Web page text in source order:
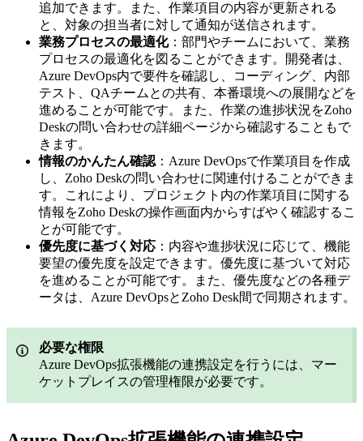
追加できます。また、作業項目の内容が更新される
と、対象の担当者に対して通知が送信されます。
業務プロセスの最適化：部門やチームにおいて、業務
プロセスの最適化を図ることができます。開発者は、
Azure DevOps内で要件を確認し、コーディング、内部
テスト、QAチームとの共有、本番環境への展開などを
進めることが可能です。また、作業の進捗状況をZoho
Deskの問い合わせの詳細ページから確認することもで
きます。
情報のかんたん確認 ：Azure DevOpsで作業項目を作成
し、Zoho Deskの問い合わせに関連付けることができま
す。これにより、プロジェクト内の作業項目に関する
情報をZoho Deskの操作画面内からすばやく確認するこ
とが可能です。
優先度に基づく対応 ：内容や進捗状況に応じて、機能
要望の優先度を設定できます。優先度に基づいて対応
を進めることが可能です。また、優先度などの各種デ
ータは、Azure DevOpsとZoho Desk間で同期されます。
必要な権限
Azure DevOps拡張機能の連携設定を行うには、マー
ケットプレイスの管理権限が必要です。